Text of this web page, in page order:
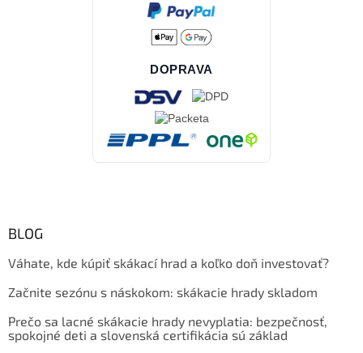
DOPRAVA
BLOG
Váhate, kde kúpiť skákací hrad a koľko doň investovať?
Začnite sezónu s náskokom: skákacie hrady skladom
Prečo sa lacné skákacie hrady nevyplatia: bezpečnosť,
spokojné deti a slovenská certifikácia sú základ